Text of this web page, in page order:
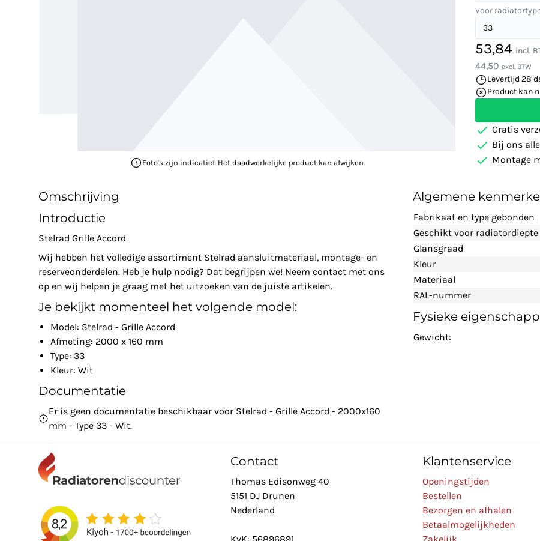
Foto's zijn indicatief. Het daadwerkelijke product kan afwijken.
Voor
53,84 incl.
44,50 excl. BTW
Levertijd 28
Product kan
Gratis
Bij ons
Montage
Omschrijving
Introductie
Stelrad Grille Accord
Wij hebben het volledige assortiment Stelrad aansluitmateriaal, montage- en
reserveonderdelen. Heb je hulp nodig? Dat begrijpen we! Neem contact met ons
op en wij helpen je graag met het uitzoeken van de juiste artikelen.
Je bekijkt momenteel het volgende model:
Model: Stelrad - Grille Accord
Afmeting: 2000 x 160 mm
Type: 33
Kleur: Wit
Documentatie
Er is geen documentatie beschikbaar voor Stelrad - Grille Accord - 2000x160
mm - Type 33 - Wit.
Algemene
Fabrikaat en type gebonden
Geschikt voor radiatordiepte
Glansgraad
Kleur
Materiaal
RAL-nummer
Fysieke
Gewicht:
Contact
Thomas Edisonweg 40
5151 DJ Drunen
Nederland
Klantenservice
Openingstijden
Bestellen
Bezorgen en afhalen
Betaalmogelijkheden